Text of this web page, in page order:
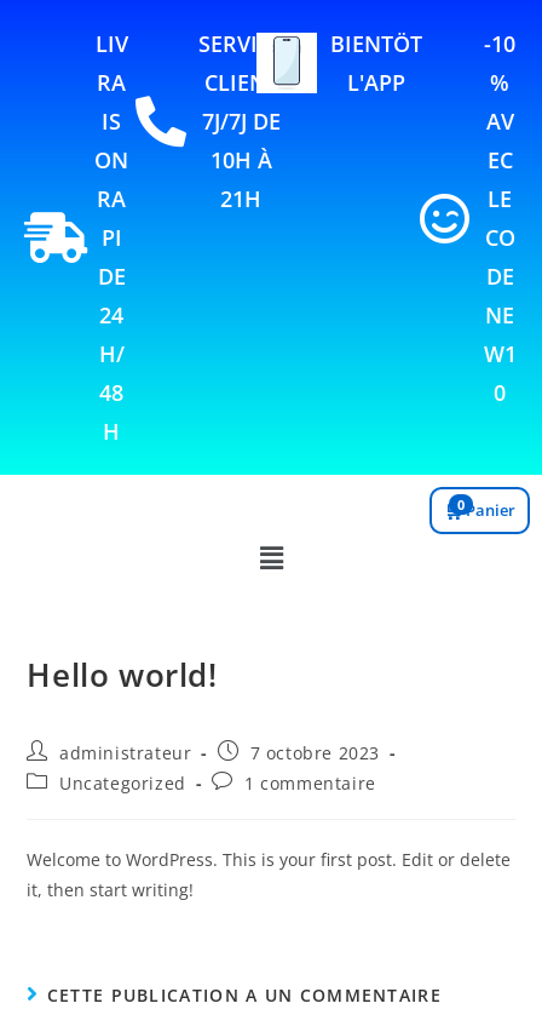
LIV
RA
IS
ON
RA
PI
DE
24
H/
48
H
SERVICE
CLIENT
7J/7J DE
10H À
21H
BIENTÖT
L'APP
-10
%
AV
EC
LE
CO
DE
NE
W1
0
🛒0Panier
Hello world!
administrateur
7 octobre 2023
Uncategorized
1 commentaire
Welcome to WordPress. This is your first post. Edit or delete
it, then start writing!
CETTE PUBLICATION A UN COMMENTAIRE